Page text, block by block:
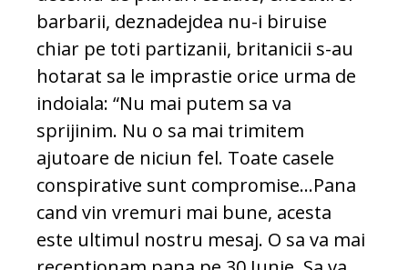
barbarii, deznadejdea nu-i biruise
chiar pe toti partizanii, britanicii s-au
hotarat sa le imprastie orice urma de
indoiala: “Nu mai putem sa va
sprijinim. Nu o sa mai trimitem
ajutoare de niciun fel. Toate casele
conspirative sunt compromise…Pana
cand vin vremuri mai bune, acesta
este ultimul nostru mesaj. O sa va mai